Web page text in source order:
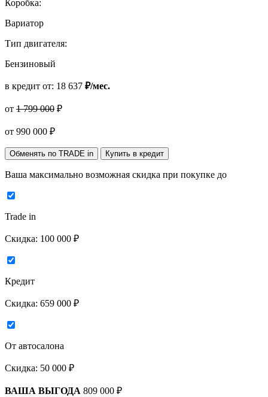
Коробка:
Вариатор
Тип двигателя:
Бензиновый
в кредит от: 18 637 ₽/мес.
от 1 799 000 ₽
от 990 000 ₽
Обменять по TRADE in Купить в кредит
Ваша максимально возможная скидка при покупке до
Trade in
Скидка: 100 000 ₽
Кредит
Скидка: 659 000 ₽
От автосалона
Скидка: 50 000 ₽
ВАША ВЫГОДА 809 000 ₽